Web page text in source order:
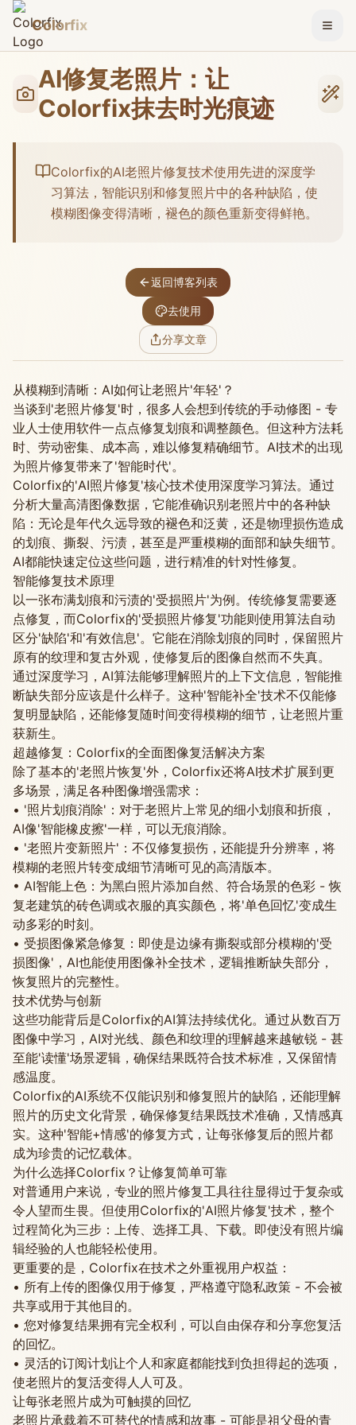
Colorfix 切换
AI修复老照片：让
Colorfix抹去时光痕迹
Colorfix的AI老照片修复技术使用先进的深度学
习算法，智能识别和修复照片中的各种缺陷，使
模糊图像变得清晰，褪色的颜色重新变得鲜艳。
返回博客列表
去使用
分享文章
从模糊到清晰：AI如何让老照片'年轻'？
当谈到'老照片修复'时，很多人会想到传统的手动修图 - 专
业人士使用软件一点点修复划痕和调整颜色。但这种方法耗
时、劳动密集、成本高，难以修复精确细节。AI技术的出现
为照片修复带来了'智能时代'。
Colorfix的'AI照片修复'核心技术使用深度学习算法。通过
分析大量高清图像数据，它能准确识别老照片中的各种缺
陷：无论是年代久远导致的褪色和泛黄，还是物理损伤造成
的划痕、撕裂、污渍，甚至是严重模糊的面部和缺失细节。
AI都能快速定位这些问题，进行精准的针对性修复。
智能修复技术原理
以一张布满划痕和污渍的'受损照片'为例。传统修复需要逐
点修复，而Colorfix的'受损照片修复'功能则使用算法自动
区分'缺陷'和'有效信息'。它能在消除划痕的同时，保留照片
原有的纹理和复古外观，使修复后的图像自然而不失真。
通过深度学习，AI算法能够理解照片的上下文信息，智能推
断缺失部分应该是什么样子。这种'智能补全'技术不仅能修
复明显缺陷，还能修复随时间变得模糊的细节，让老照片重
获新生。
超越修复：Colorfix的全面图像复活解决方案
除了基本的'老照片恢复'外，Colorfix还将AI技术扩展到更
多场景，满足各种图像增强需求：
• '照片划痕消除'：对于老照片上常见的细小划痕和折痕，
AI像'智能橡皮擦'一样，可以无痕消除。
• '老照片变新照片'：不仅修复损伤，还能提升分辨率，将
模糊的老照片转变成细节清晰可见的高清版本。
• AI智能上色：为黑白照片添加自然、符合场景的色彩 - 恢
复老建筑的砖色调或衣服的真实颜色，将'单色回忆'变成生
动多彩的时刻。
• 受损图像紧急修复：即使是边缘有撕裂或部分模糊的'受
损图像'，AI也能使用图像补全技术，逻辑推断缺失部分，
恢复照片的完整性。
技术优势与创新
这些功能背后是Colorfix的AI算法持续优化。通过从数百万
图像中学习，AI对光线、颜色和纹理的理解越来越敏锐 - 甚
至能'读懂'场景逻辑，确保结果既符合技术标准，又保留情
感温度。
Colorfix的AI系统不仅能识别和修复照片的缺陷，还能理解
照片的历史文化背景，确保修复结果既技术准确，又情感真
实。这种'智能+情感'的修复方式，让每张修复后的照片都
成为珍贵的记忆载体。
为什么选择Colorfix？让修复简单可靠
对普通用户来说，专业的照片修复工具往往显得过于复杂或
令人望而生畏。但使用Colorfix的'AI照片修复'技术，整个
过程简化为三步：上传、选择工具、下载。即使没有照片编
辑经验的人也能轻松使用。
更重要的是，Colorfix在技术之外重视用户权益：
• 所有上传的图像仅用于修复，严格遵守隐私政策 - 不会被
共享或用于其他目的。
• 您对修复结果拥有完全权利，可以自由保存和分享您复活
的回忆。
• 灵活的订阅计划让个人和家庭都能找到负担得起的选项，
使老照片的复活变得人人可及。
让每张老照片成为可触摸的回忆
老照片承载着不可替代的情感和故事 - 可能是祖父母的青